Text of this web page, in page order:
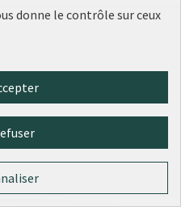
au parc
donne le contrôle sur ceux